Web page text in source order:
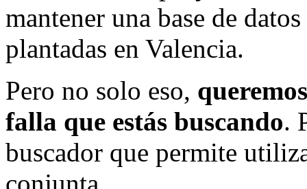
mantener una base de
plantadas en Valencia.
Pero no solo eso,
falla que estás buscando.
buscador que permite
conjunta.